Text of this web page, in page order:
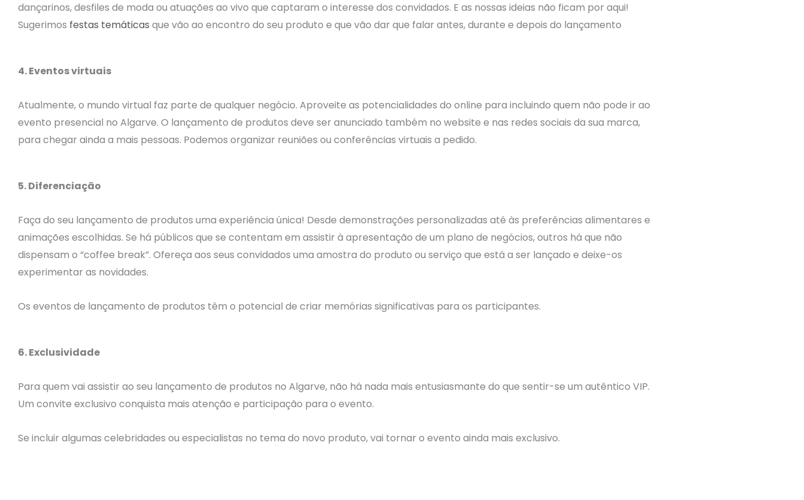
dançarinos, desfiles de moda ou atuações ao vivo que captaram o interesse dos convidados. E as nossas ideias não ficam por aqui!
Sugerimos festas temáticas que vão ao encontro do seu produto e que vão dar que falar antes, durante e depois do lançamento
4. Eventos virtuais
Atualmente, o mundo virtual faz parte de qualquer negócio. Aproveite as potencialidades do online para incluindo quem não pode ir ao
evento presencial no Algarve. O lançamento de produtos deve ser anunciado também no website e nas redes sociais da sua marca,
para chegar ainda a mais pessoas. Podemos organizar reuniões ou conferências virtuais a pedido.
5. Diferenciação
Faça do seu lançamento de produtos uma experiência única! Desde demonstrações personalizadas até às preferências alimentares e
animações escolhidas. Se há públicos que se contentam em assistir à apresentação de um plano de negócios, outros há que não
dispensam o “coffee break”. Ofereça aos seus convidados uma amostra do produto ou serviço que está a ser lançado e deixe-os
experimentar as novidades.
Os eventos de lançamento de produtos têm o potencial de criar memórias significativas para os participantes.
6. Exclusividade
Para quem vai assistir ao seu lançamento de produtos no Algarve, não há nada mais entusiasmante do que sentir-se um autêntico VIP.
Um convite exclusivo conquista mais atenção e participação para o evento.
Se incluir algumas celebridades ou especialistas no tema do novo produto, vai tornar o evento ainda mais exclusivo.